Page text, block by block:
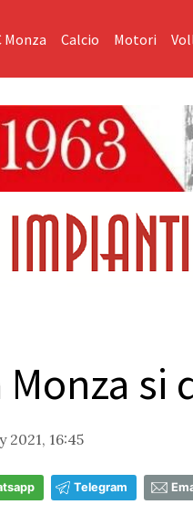
Monza Calcio Motori
Monza
2021, 16:45
Telegram